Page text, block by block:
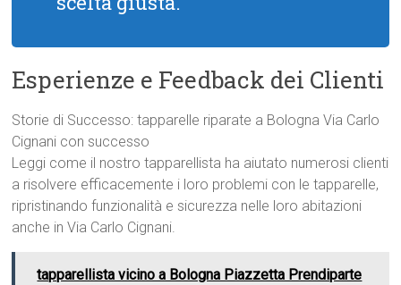
Esperienze e Feedback dei Clienti
Storie di Successo: tapparelle riparate a Bologna Via Carlo
Cignani con successo
Leggi come il nostro tapparellista ha aiutato numerosi clienti
a risolvere efficacemente i loro problemi con le tapparelle,
ripristinando funzionalità e sicurezza nelle loro abitazioni
anche in Via Carlo Cignani.
tapparellista vicino a Bologna Piazzetta Prendiparte